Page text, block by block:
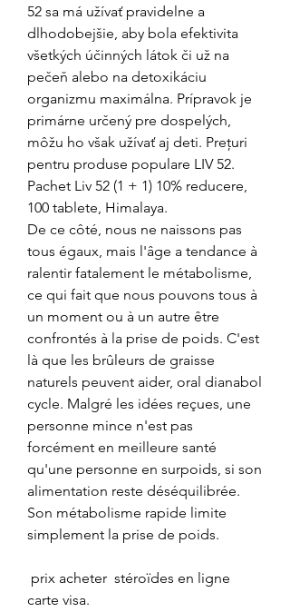
52 sa má užívať pravidelne a
dlhodobejšie, aby bola efektivita
všetkých účinných látok či už na
pečeň alebo na detoxikáciu
organizmu maximálna. Prípravok je
primárne určený pre dospelých,
môžu ho však užívať aj deti. Prețuri
pentru produse populare LIV 52.
Pachet Liv 52 (1 + 1) 10% reducere,
100 tablete, Himalaya.
De ce côté, nous ne naissons pas
tous égaux, mais l'âge a tendance à
ralentir fatalement le métabolisme,
ce qui fait que nous pouvons tous à
un moment ou à un autre être
confrontés à la prise de poids. C'est
là que les brûleurs de graisse
naturels peuvent aider, oral dianabol
cycle. Malgré les idées reçues, une
personne mince n'est pas
forcément en meilleure santé
qu'une personne en surpoids, si son
alimentation reste déséquilibrée.
Son métabolisme rapide limite
simplement la prise de poids.
carte visa.